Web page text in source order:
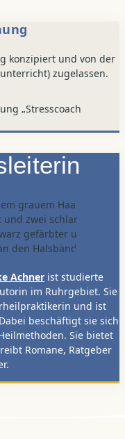
konzipiert und von der
zugelassen.
Achnerist studierte
im Ruhrgebiet. Sie
und ist
beschäftigt sie sich
Sie bietet
Romane, Ratgeber